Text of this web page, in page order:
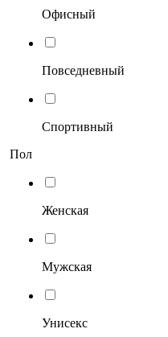
Офисный
Повседневный
Спортивный
Пол
Женская
Мужская
Унисекс